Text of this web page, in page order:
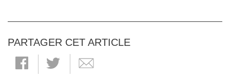
PARTAGER CET ARTICLE